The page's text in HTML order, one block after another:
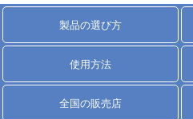
製品の選び方
使用方法
全国の販売店